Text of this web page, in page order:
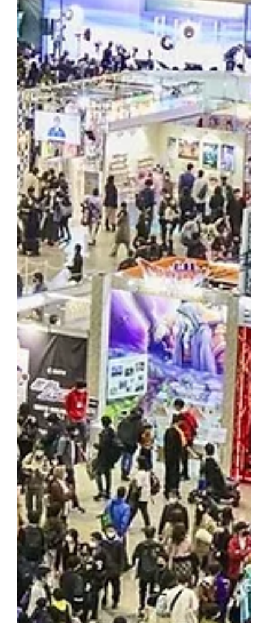
展示会情報
スイーツ＆スナックEXPO